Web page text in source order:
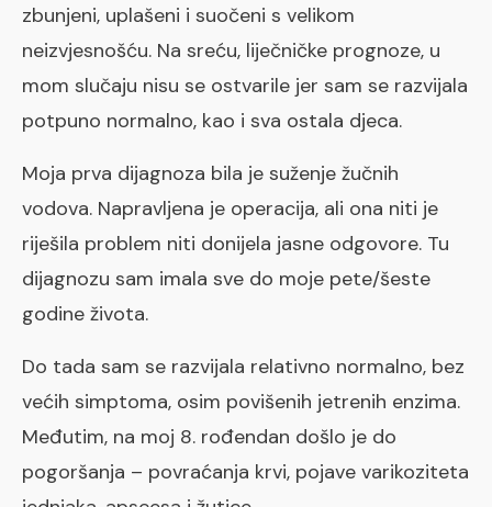
zbunjeni, uplašeni i suočeni s velikom
neizvjesnošću. Na sreću, liječničke prognoze, u
mom slučaju nisu se ostvarile jer sam se razvijala
potpuno normalno, kao i sva ostala djeca.
Moja prva dijagnoza bila je suženje žučnih
vodova. Napravljena je operacija, ali ona niti je
riješila problem niti donijela jasne odgovore. Tu
dijagnozu sam imala sve do moje pete/šeste
godine života.
Do tada sam se razvijala relativno normalno, bez
većih simptoma, osim povišenih jetrenih enzima.
Međutim, na moj 8. rođendan došlo je do
pogoršanja – povraćanja krvi, pojave varikoziteta